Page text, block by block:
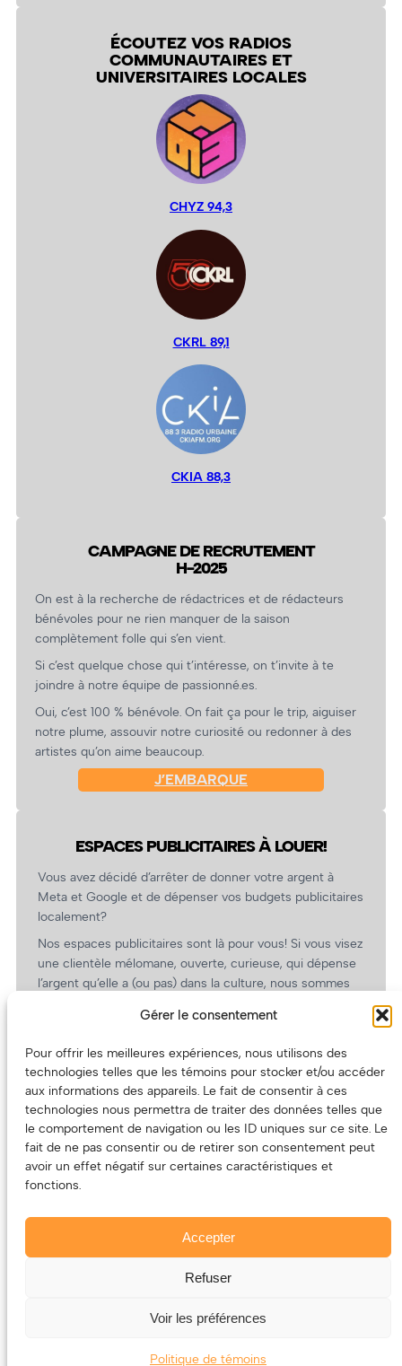
Gérer le consentement
Pour offrir les meilleures expériences, nous utilisons des
technologies telles que les témoins pour stocker et/ou accéder
aux informations des appareils. Le fait de consentir à ces
technologies nous permettra de traiter des données telles que
le comportement de navigation ou les ID uniques sur ce site. Le
fait de ne pas consentir ou de retirer son consentement peut
avoir un effet négatif sur certaines caractéristiques et
fonctions.
Accepter
Refuser
Voir les préférences
Politique de témoins
ÉCOUTEZ VOS RADIOS
COMMUNAUTAIRES ET
UNIVERSITAIRES LOCALES
CHYZ 94,3
CKRL 89,1
CKIA 88,3
CAMPAGNE DE RECRUTEMENT
H-2025
On est à la recherche de rédactrices et de rédacteurs
bénévoles pour ne rien manquer de la saison
complètement folle qui s’en vient.
Si c’est quelque chose qui t’intéresse, on t’invite à te
joindre à notre équipe de passionné.es.
Oui, c’est 100 % bénévole. On fait ça pour le trip, aiguiser
notre plume, assouvir notre curiosité ou redonner à des
artistes qu’on aime beaucoup.
J’EMBARQUE
ESPACES PUBLICITAIRES À LOUER!
Vous avez décidé d’arrêter de donner votre argent à
Meta et Google et de dépenser vos budgets publicitaires
localement?
Nos espaces publicitaires sont là pour vous! Si vous visez
une clientèle mélomane, ouverte, curieuse, qui dépense
l’argent qu’elle a (ou pas) dans la culture, nous sommes
revient.
(Oui, on va avoir des tarifs spéciaux pour vous, les
artistes!)
Le contenu (texte et photos) appartient à ses créatrices et